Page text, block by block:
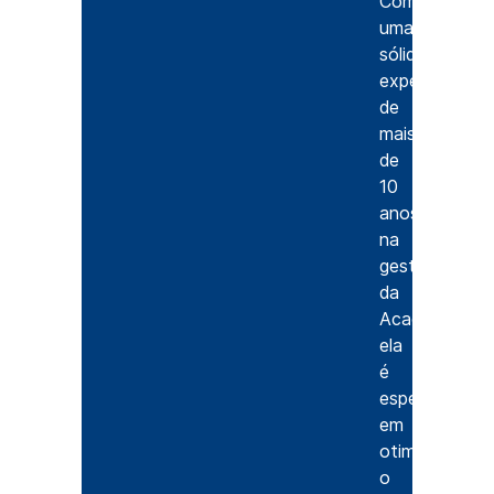
uma
sólida
experiência
de
mais
de
10
anos
na
gestão
da
Acads,
ela
é
especialista
em
otimizar
o